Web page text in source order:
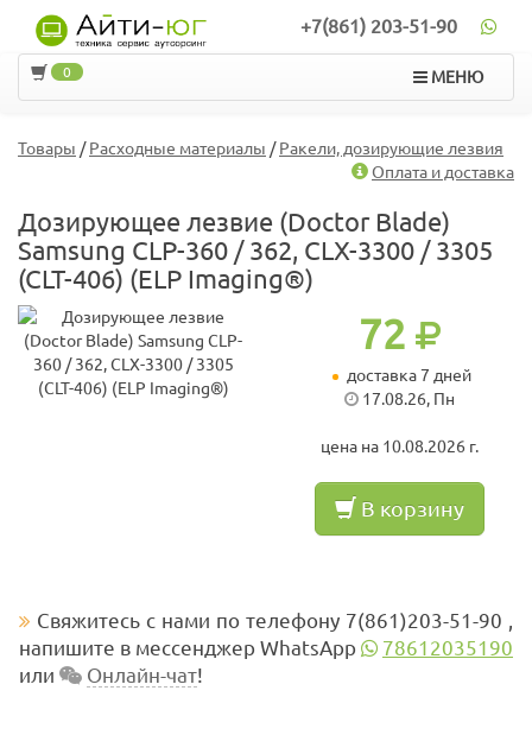
+7(861) 203-51-90
МЕНЮ
0
Товары /Расходные материалы /Ракели, дозирующие лезвия
Оплата и доставка
Дозирующее лезвие (Doctor Blade)
Samsung CLP-360 / 362, CLX-3300 / 3305
(CLT-406) (ELP Imaging®)
72
доставка 7 дней
17.08.26, Пн
цена на 10.08.2026 г.
В корзину
Свяжитесь с нами по телефону 7(861)203-51-90 ,
напишите в мессенджер WhatsApp
78612035190
или
Онлайн-чат!